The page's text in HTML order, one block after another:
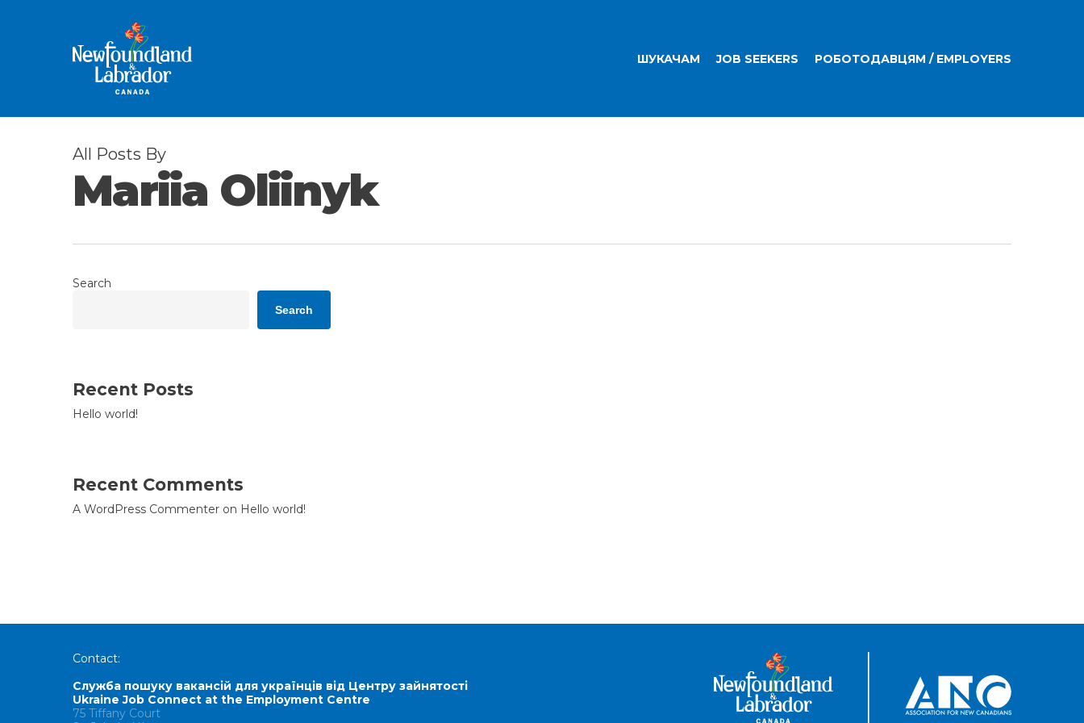
ШУКАЧАМ JOB SEEKERS РОБОТОДАВЦЯМ / EMPLOYERS
All Posts By
Mariia Oliinyk
Search
Search
Recent Posts
Hello world!
Recent Comments
A WordPress Commenter on Hello world!
Contact:
Служба пошуку вакансій для українців від Центру зайнятості
Ukraine Job Connect at the Employment Centre
75 Tiffany Court